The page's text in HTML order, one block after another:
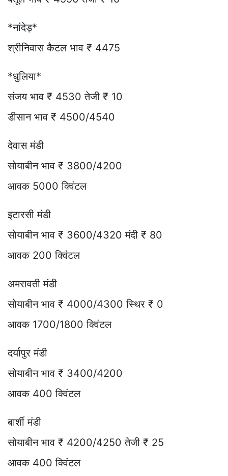
*नांदेड़*
श्रीनिवास कैटल भाव ₹ 4475
*धुलिया*
संजय भाव ₹ 4530 तेजी ₹ 10
डीसान भाव ₹ 4500/4540
देवास मंडी
सोयाबीन भाव ₹ 3800/4200
आवक 5000 क्विंटल
इटारसी मंडी
सोयाबीन भाव ₹ 3600/4320 मंदी ₹ 80
आवक 200 क्विंटल
अमरावती मंडी
सोयाबीन भाव ₹ 4000/4300 स्थिर ₹ 0
आवक 1700/1800 क्विंटल
दर्यापुर मंडी
सोयाबीन भाव ₹ 3400/4200
आवक 400 क्विंटल
बार्शी मंडी
सोयाबीन भाव ₹ 4200/4250 तेजी ₹ 25
आवक 400 क्विंटल